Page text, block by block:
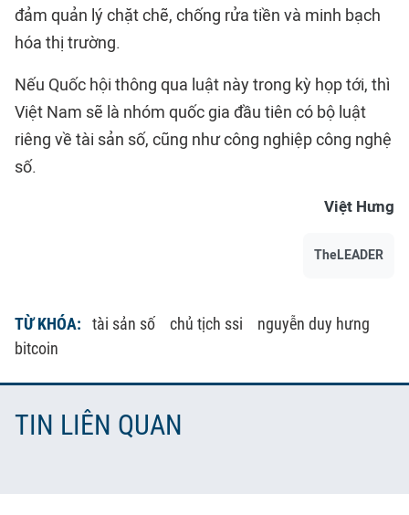
đảm quản lý chặt chẽ, chống rửa tiền và minh bạch
hóa thị trường.
Nếu Quốc hội thông qua luật này trong kỳ họp tới, thì
Việt Nam sẽ là nhóm quốc gia đầu tiên có bộ luật
riêng về tài sản số, cũng như công nghiệp công nghệ
số.
Việt Hưng
TheLEADER
TỪ KHÓA: tài sản số chủ tịch ssi
nguyễn duy hưng
bitcoin
TIN LIÊN QUAN